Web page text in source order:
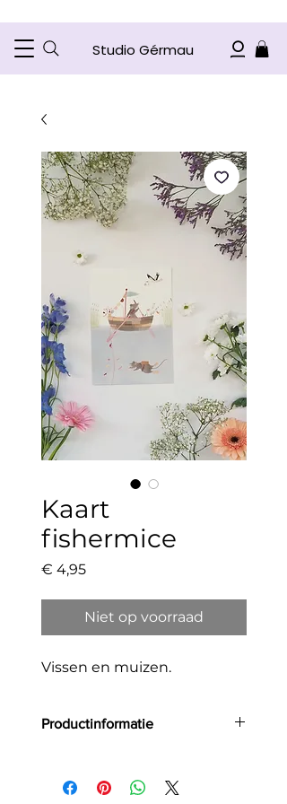
Studio Gérmau
Kaart
fishermice
€ 4,95Prijs
Niet op voorraad
Vissen en muizen.
Productinformatie
Materiaal: